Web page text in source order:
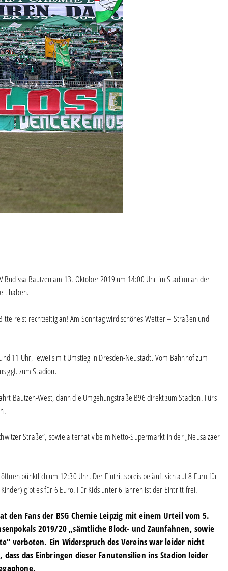
Bautzen am 13. Oktober 2019 um 14:00 Uhr im Stadion an der
haben.
reist rechtzeitig an! Am Sonntag wird schönes Wetter – Straßen und
11 Uhr, jeweils mit Umstieg in Dresden-Neustadt. Vom Bahnhof zum
ggf. zum Stadion.
Bautzen-West, dann die Umgehungstraße B96 direkt zum Stadion. Fürs
Straße“, sowie alternativ beim Netto-Supermarkt in der „Neusalzaer
pünktlich um 12:30 Uhr. Der Eintrittspreis beläuft sich auf 8 Euro für
gibt es für 6 Euro. Für Kids unter 6 Jahren ist der Eintritt frei.
den Fans der BSG Chemie Leipzig mit einem Urteil vom 5.
2019/20 „sämtliche Block- und Zaunfahnen, sowie
verboten. Ein Widerspruch des Vereins war leider nicht
das Einbringen dieser Fanutensilien ins Stadion leider